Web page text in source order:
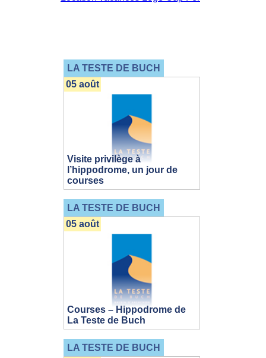
LA TESTE DE BUCH
Visite privilège à
l’hippodrome, un jour de
courses
05 août
LA TESTE DE BUCH
Courses – Hippodrome de
La Teste de Buch
05 août
LA TESTE DE BUCH